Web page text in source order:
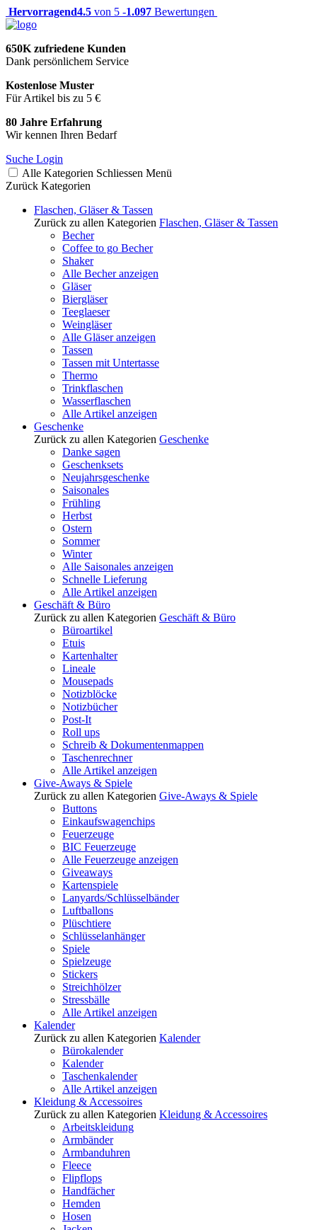
Hervorragend4.5 von 5 -1.097 Bewertungen
650K zufriedene Kunden
Dank persönlichem Service
Kostenlose Muster
Für Artikel bis zu 5 €
80 Jahre Erfahrung
Wir kennen Ihren Bedarf
Suche Login
Alle Kategorien Schliessen Menü
Zurück Kategorien
Flaschen, Gläser & Tassen
Zurück zu allen Kategorien Flaschen, Gläser & Tassen
Becher
Coffee to go Becher
Shaker
Alle Becher anzeigen
Gläser
Biergläser
Teeglaeser
Weingläser
Alle Gläser anzeigen
Tassen
Tassen mit Untertasse
Thermo
Trinkflaschen
Wasserflaschen
Alle Artikel anzeigen
Geschenke
Zurück zu allen Kategorien Geschenke
Danke sagen
Geschenksets
Neujahrsgeschenke
Saisonales
Frühling
Herbst
Ostern
Sommer
Winter
Alle Saisonales anzeigen
Schnelle Lieferung
Alle Artikel anzeigen
Geschäft & Büro
Zurück zu allen Kategorien Geschäft & Büro
Büroartikel
Etuis
Kartenhalter
Lineale
Mousepads
Notizblöcke
Notizbücher
Post-It
Roll ups
Schreib & Dokumentenmappen
Taschenrechner
Alle Artikel anzeigen
Give-Aways & Spiele
Zurück zu allen Kategorien Give-Aways & Spiele
Buttons
Einkaufswagenchips
Feuerzeuge
BIC Feuerzeuge
Alle Feuerzeuge anzeigen
Giveaways
Kartenspiele
Lanyards/Schlüsselbänder
Luftballons
Plüschtiere
Schlüsselanhänger
Spiele
Spielzeuge
Stickers
Streichhölzer
Stressbälle
Alle Artikel anzeigen
Kalender
Zurück zu allen Kategorien Kalender
Bürokalender
Kalender
Taschenkalender
Alle Artikel anzeigen
Kleidung & Accessoires
Zurück zu allen Kategorien Kleidung & Accessoires
Arbeitskleidung
Armbänder
Armbanduhren
Fleece
Flipflops
Handfächer
Hemden
Hosen